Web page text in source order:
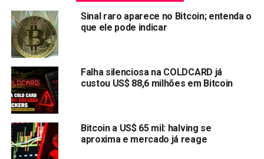
mês. A combinação de realização de lucros e tensão
geopolítica crescente no Oriente Médio criou um ambiente
mais hostil para ativos de risco — e as criptomoedas
O gatilho mais recente veio de Washington. O embaixador
americano em Jerusalém, Mike Huckabee, orientou
funcionários não essenciais da embaixada a deixarem
Israel. A representação segue operando, mas o
comunicado acendeu um alerta: um possível ataque dos
Sinal raro aparece no Bitcoin; entenda o
que ele pode indicar
Falha silenciosa na COLDCARD já
custou US$ 88,6 milhões em Bitcoin
Bitcoin a US$ 65 mil: halving se
aproxima e mercado já reage